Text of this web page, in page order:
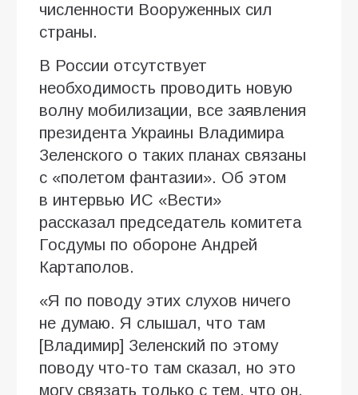
численности Вооруженных сил
страны.
В России отсутствует
необходимость проводить новую
волну мобилизации, все заявления
президента Украины Владимира
Зеленского о таких планах связаны
с «полетом фантазии». Об этом
в интервью ИC «Вести»
рассказал председатель комитета
Госдумы по обороне Андрей
Картаполов.
«Я по поводу этих слухов ничего
не думаю. Я слышал, что там
[Владимир] Зеленский по этому
поводу что-то там сказал, но это
могу связать только с тем, что он,